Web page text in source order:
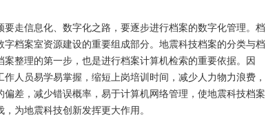
走信息化、数字化之路，要逐步进行档案的数字化管理。档
档案室资源建设的重要组成部分。地震科技档案的分类与档
整理的第一步，也是进行档案计算机检索的重要依据。因
人员易学易掌握，缩短上岗培训时间，减少人力物力浪费，
差，减少错误概率，易于计算机网络管理，使地震科技档案
为地震科技创新发挥更大作用。